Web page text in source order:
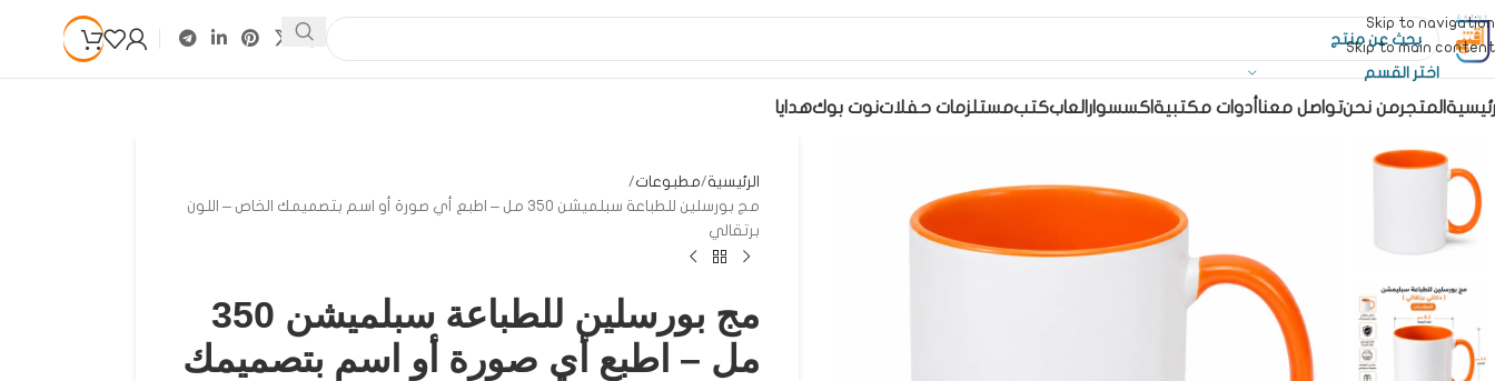
Skip to navigation
Skip to main content
اختر القسم
المتجرمن نحنتواصل معنا أدوات مكتبيةاكسسوار العابكتبمستلزمات حفلاتنوت بوكهدايا
الرئيسية مطبوعات
مج بورسلين للطباعة سبلميشن 350 مل – اطبع أي صورة أو اسم بتصميمك الخاص – اللون
برتقالي
مج بورسلين للطباعة سبلميشن 350
مل – اطبع أي صورة أو اسم بتصميمك